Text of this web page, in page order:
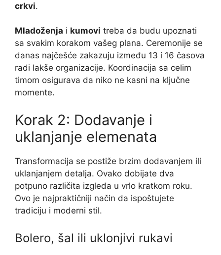
crkvi.
Mladoženja i kumovi treba da budu upoznati
sa svakim korakom vašeg plana. Ceremonije se
danas najčešće zakazuju između 13 i 16 časova
radi lakše organizacije. Koordinacija sa celim
timom osigurava da niko ne kasni na ključne
momente.
Korak 2: Dodavanje i
uklanjanje elemenata
Transformacija se postiže brzim dodavanjem ili
uklanjanjem detalja. Ovako dobijate dva
potpuno različita izgleda u vrlo kratkom roku.
Ovo je najpraktičniji način da ispoštujete
tradiciju i moderni stil.
Bolero, šal ili uklonjivi rukavi